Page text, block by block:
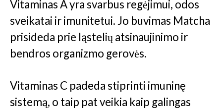
Vitaminas A yra svarbus regėjimui, odos
sveikatai ir imunitetui. Jo buvimas Matcha
prisideda prie ląstelių atsinaujinimo ir
bendros organizmo gerovės.
Vitaminas C padeda stiprinti imuninę
sistemą, o taip pat veikia kaip galingas